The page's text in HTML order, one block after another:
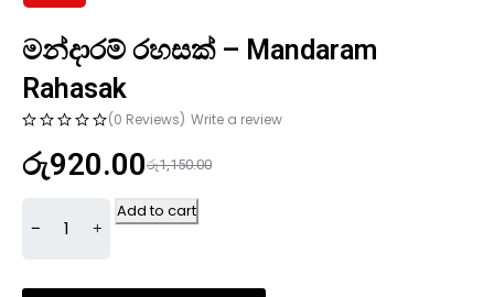
මන්දාරම් රහසක් – Mandaram
Rahasak
(0 Reviews) Write a review
රු1,150.00
රු920.00
Add to cart